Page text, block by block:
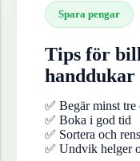
Spara pengar
Tips för
handdukar
✅ Begär minst tre
✅ Boka i god tid
✅ Sortera och
✅ Undvik helger